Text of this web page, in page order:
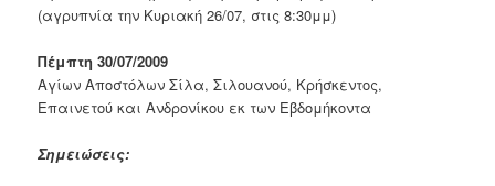
(αγρυπνία την Κυριακή 26/07, στις 8:30μμ)
Πέμπτη 30/07/2009
Αγίων Αποστόλων Σίλα, Σιλουανού, Κρήσκεντος,
Επαινετού και Ανδρονίκου εκ των Εβδομήκοντα
Σημειώσεις: